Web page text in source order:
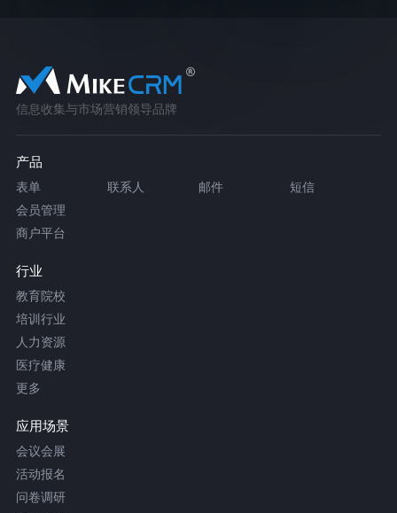
信息收集与市场营销领导品牌
产品
表单 联系人 邮件
短信
会员管理
商户平台
行业
教育院校
培训行业
人力资源
医疗健康
更多
应用场景
会议会展
活动报名
问卷调研